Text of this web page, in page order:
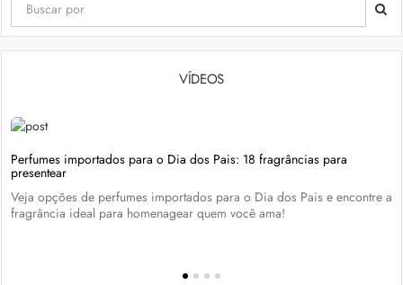
VÍDEOS
Perfumes importados para o Dia dos Pais: 18 fragrâncias para
presentear
Veja opções de perfumes importados para o Dia dos Pais e encontre a
fragrância ideal para homenagear quem você ama!